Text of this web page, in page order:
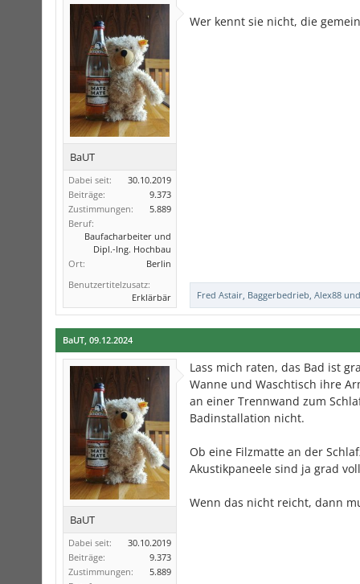
BaUT
Dabei seit:
30.10.2019
Beiträge:
9.373
Zustimmungen:
5.889
Beruf:
Baufacharbeiter und
Dipl.-Ing. Hochbau
Ort:
Berlin
Benutzertitelzusatz:
Erklärbär
Wer kennt sie nicht, die
Fred Astair, Baggerbedrieb, Alex88 und
BaUT, 09.12.2024
BaUT
Dabei seit:
30.10.2019
Beiträge:
9.373
Zustimmungen:
5.889
Lass mich raten, das Bad ist
Wanne und Waschtisch ihre
an einer Trennwand zum
Badinstallation nicht.
Ob eine Filzmatte an der
Akustikpaneele sind ja grad
Wenn das nicht reicht, dann